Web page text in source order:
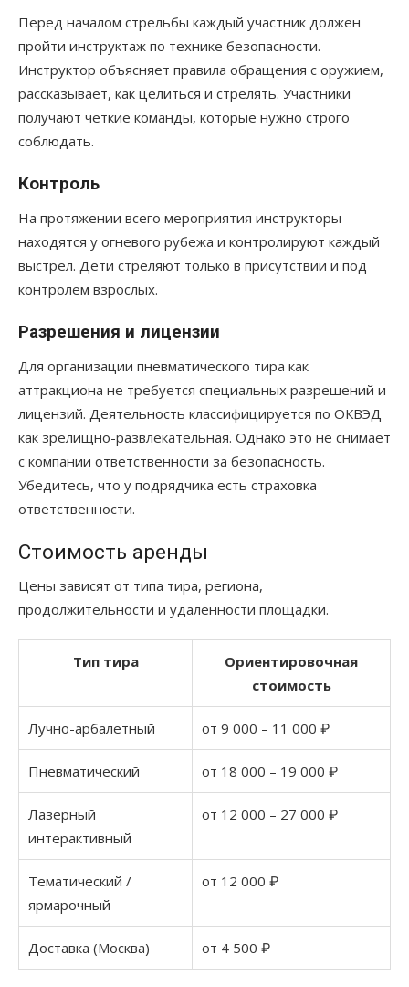
Перед началом стрельбы каждый участник должен
пройти инструктаж по технике безопасности.
Инструктор объясняет правила обращения с оружием,
рассказывает, как целиться и стрелять. Участники
получают четкие команды, которые нужно строго
соблюдать.
Контроль
На протяжении всего мероприятия инструкторы
находятся у огневого рубежа и контролируют каждый
выстрел. Дети стреляют только в присутствии и под
контролем взрослых.
Разрешения и лицензии
Для организации пневматического тира как
аттракциона не требуется специальных разрешений и
лицензий. Деятельность классифицируется по ОКВЭД
как зрелищно-развлекательная. Однако это не снимает
с компании ответственности за безопасность.
Убедитесь, что у подрядчика есть страховка
ответственности.
Стоимость аренды
Цены зависят от типа тира, региона,
продолжительности и удаленности площадки.
Тип тира
Ориентировочная
стоимость
Лучно-арбалетный от 9 000 – 11 000 ₽
Пневматический от 18 000 – 19 000 ₽
Лазерный
интерактивный
от 12 000 – 27 000 ₽
Тематический /
ярмарочный
от 12 000 ₽
Доставка (Москва) от 4 500 ₽